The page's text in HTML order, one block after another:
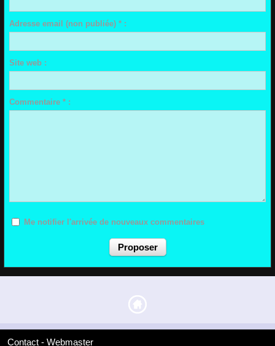
Adresse email (non publiée) * :
Site web :
Commentaire * :
Me notifier l'arrivée de nouveaux commentaires
Contact - Webmaster